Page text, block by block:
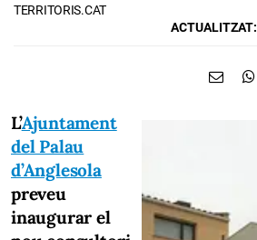
TERRITORIS.CAT
ACTUALITZAT:
L’Ajuntament
del Palau
d’Anglesola
preveu
inaugurar el